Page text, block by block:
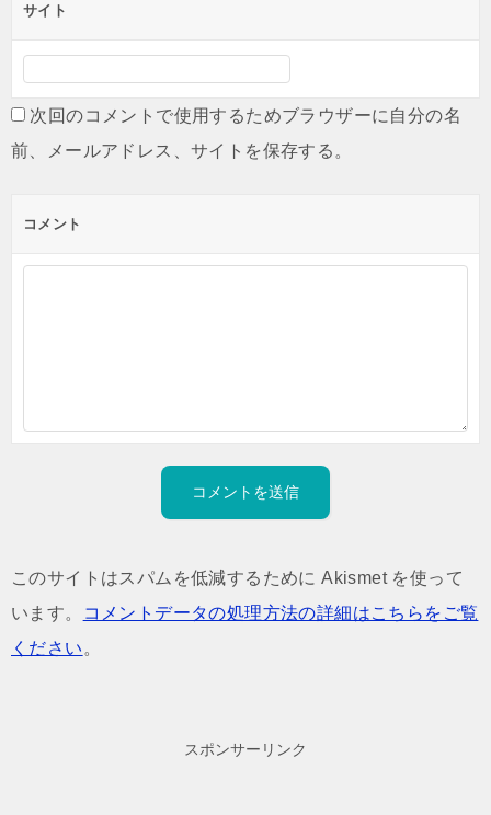
サイト
次回のコメントで使用するためブラウザーに自分の名
前、メールアドレス、サイトを保存する。
コメント
このサイトはスパムを低減するために Akismet を使って
います。
コメントデータの処理方法の詳細はこちらをご覧
ください 。
スポンサーリンク